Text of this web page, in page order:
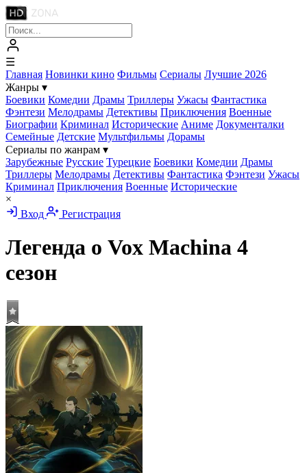
☰
Главная Новинки кино Фильмы Сериалы Лучшие 2026
Жанры ▾
Боевики Комедии Драмы Триллеры Ужасы Фантастика
Фэнтези Мелодрамы Детективы Приключения Военные
Биографии Криминал Исторические Аниме Документалки
Семейные Детские Мультфильмы Дорамы
Сериалы по жанрам ▾
Зарубежные Русские Турецкие Боевики Комедии Драмы
Триллеры Мелодрамы Детективы Фантастика Фэнтези Ужасы
Криминал Приключения Военные Исторические
×
Вход
Регистрация
Легенда о Vox Machina 4
сезон